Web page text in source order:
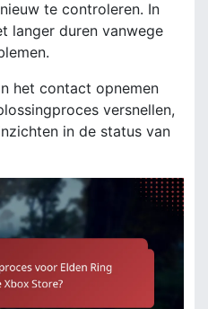
te controleren. In
langer duren vanwege
het contact opnemen
versnellen,
in de status van